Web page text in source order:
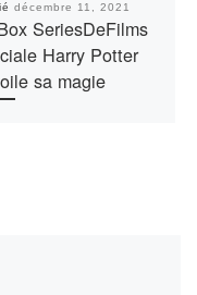
décembre 11, 2021
SeriesDeFilms
Harry Potter
sa magie